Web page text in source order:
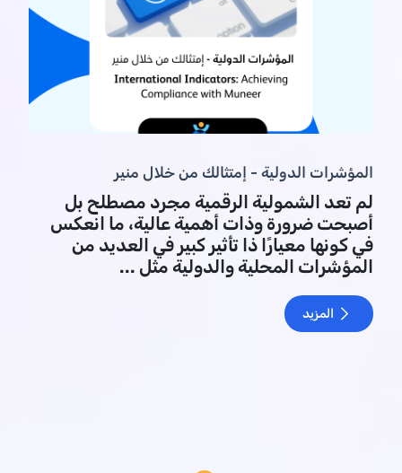
المؤشرات الدولية - إمتثالك من خلال منير
لم تعد الشمولية الرقمية مجرد مصطلح بل
أصبحت ضرورة وذات أهمية عالية، ما انعكس
في كونها معيارًا ذا تأثير كبير في العديد من
المؤشرات المحلية والدولية مثل ...
المزيد